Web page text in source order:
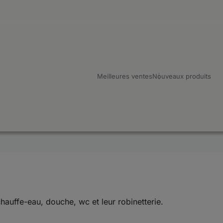
Meilleures ventesNouveaux produits
eau, douche, wc et leur robinetterie.